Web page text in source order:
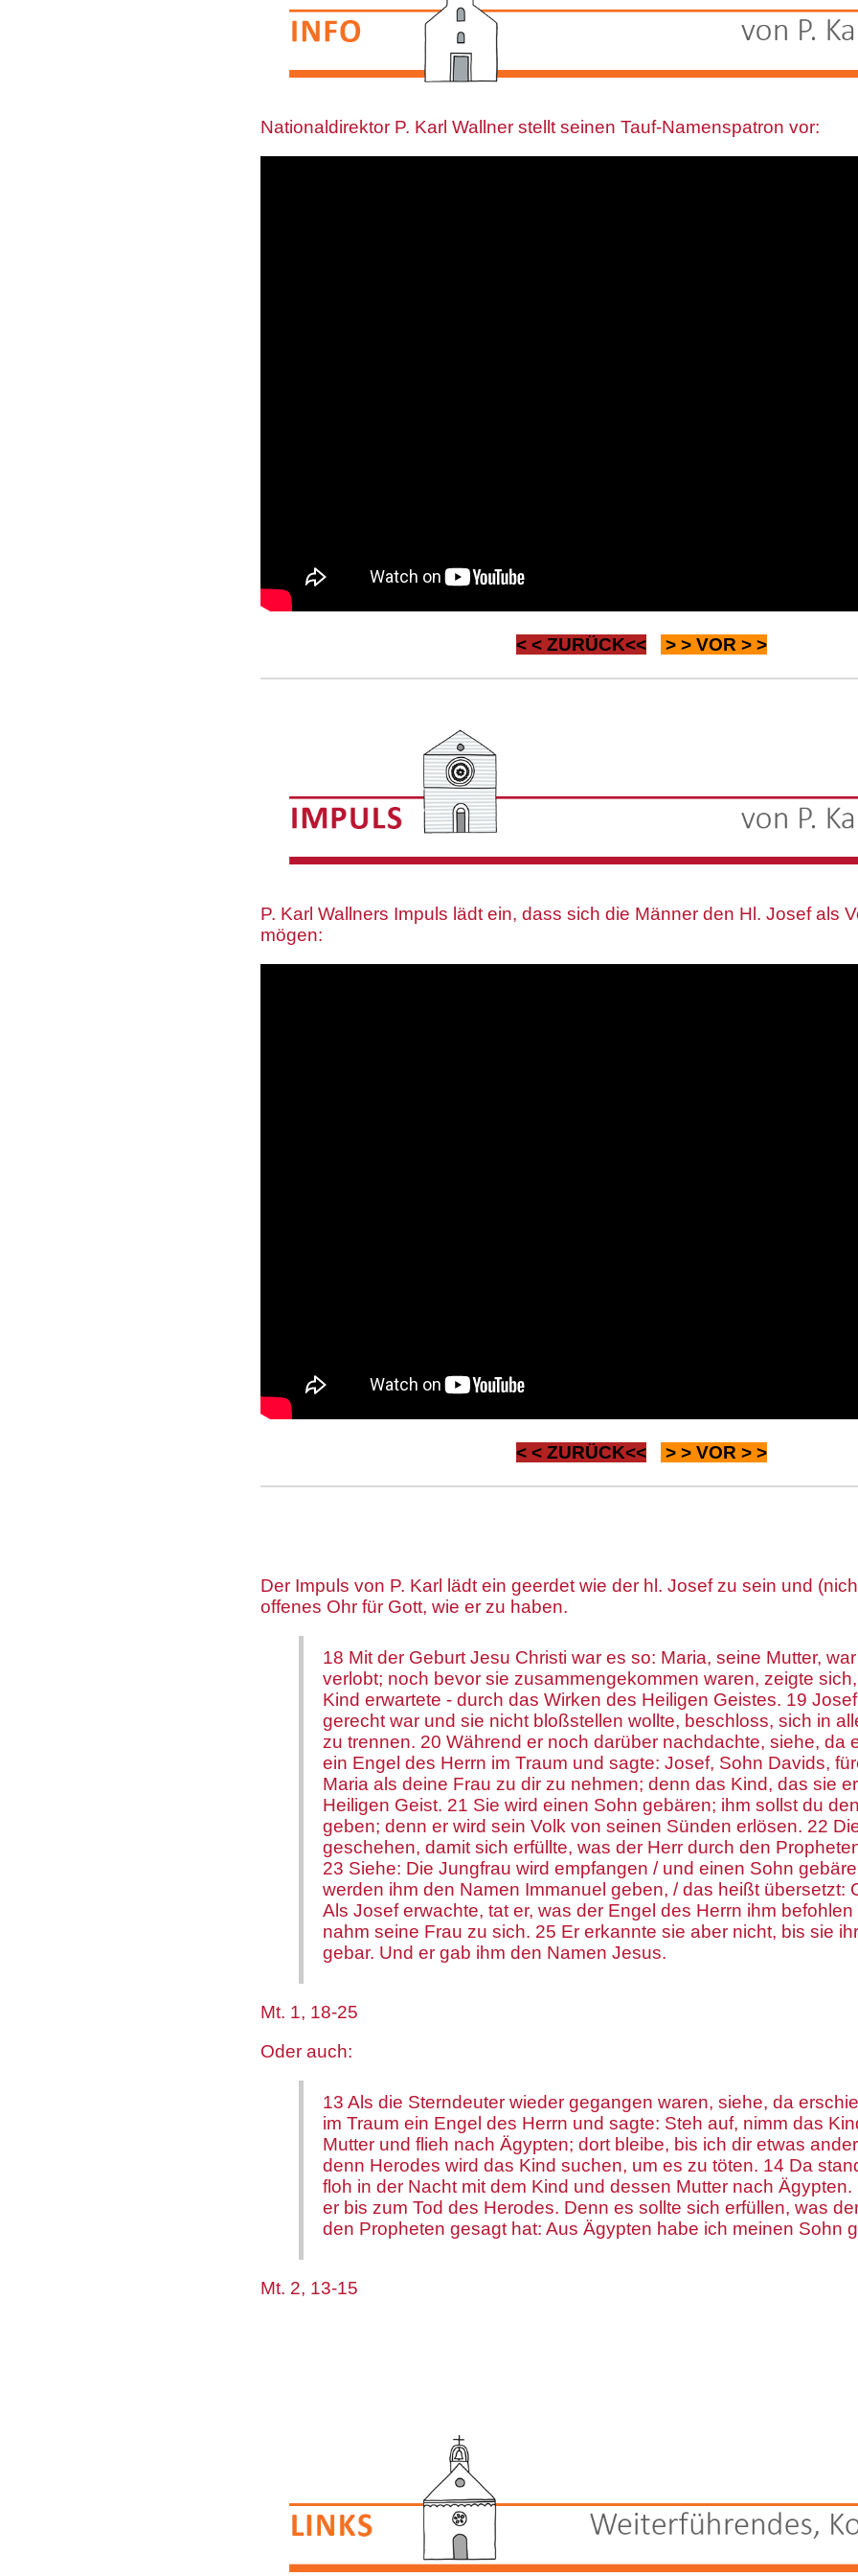
Nationaldirektor P. Karl Wallner stellt seinen Tauf-Namenspatron vor:
< < ZURÜCK<< > > VOR > >
P. Karl Wallners Impuls lädt ein, dass sich die Männer den Hl. Josef als
mögen:
< < ZURÜCK<< > > VOR > >
Der Impuls von P. Karl lädt ein geerdet wie der hl. Josef zu sein und
offenes Ohr für Gott, wie er zu haben.
18 Mit der Geburt Jesu Christi war es so: Maria, seine Mutter,
verlobt; noch bevor sie zusammengekommen waren, zeigte
Kind erwartete - durch das Wirken des Heiligen Geistes. 19
gerecht war und sie nicht bloßstellen wollte, beschloss, sich in
zu trennen. 20 Während er noch darüber nachdachte, siehe, da
ein Engel des Herrn im Traum und sagte: Josef, Sohn Davids,
Maria als deine Frau zu dir zu nehmen; denn das Kind, das sie
Heiligen Geist. 21 Sie wird einen Sohn gebären; ihm sollst du
geben; denn er wird sein Volk von seinen Sünden erlösen. 22
geschehen, damit sich erfüllte, was der Herr durch den
23 Siehe: Die Jungfrau wird empfangen / und einen Sohn
werden ihm den Namen Immanuel geben, / das heißt übersetzt:
Als Josef erwachte, tat er, was der Engel des Herrn ihm befohlen
nahm seine Frau zu sich. 25 Er erkannte sie aber nicht, bis sie
gebar. Und er gab ihm den Namen Jesus.
Mt. 1, 18-25
Oder auch:
13 Als die Sterndeuter wieder gegangen waren, siehe, da
im Traum ein Engel des Herrn und sagte: Steh auf, nimm das
Mutter und flieh nach Ägypten; dort bleibe, bis ich dir etwas
denn Herodes wird das Kind suchen, um es zu töten. 14 Da
floh in der Nacht mit dem Kind und dessen Mutter nach Ägypten.
er bis zum Tod des Herodes. Denn es sollte sich erfüllen, was
den Propheten gesagt hat: Aus Ägypten habe ich meinen Sohn
Mt. 2, 13-15